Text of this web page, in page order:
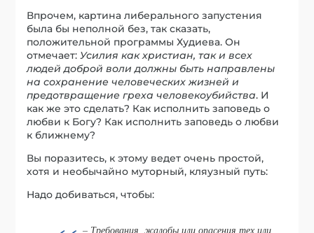
Впрочем, картина либерального запустения
была бы неполной без, так сказать,
положительной программы Худиева. Он
отмечает: Усилия как христиан, так и всех
людей доброй воли должны быть направлены
на сохранение человеческих жизней и
предотвращение греха человекоубийства. И
как же это сделать? Как исполнить заповедь о
любви к Богу? Как исполнить заповедь о любви
к ближнему?
Вы поразитесь, к этому ведет очень простой,
хотя и необычайно муторный, кляузный путь:
Надо добиваться, чтобы:
– Требования, жалобы или опасения тех или